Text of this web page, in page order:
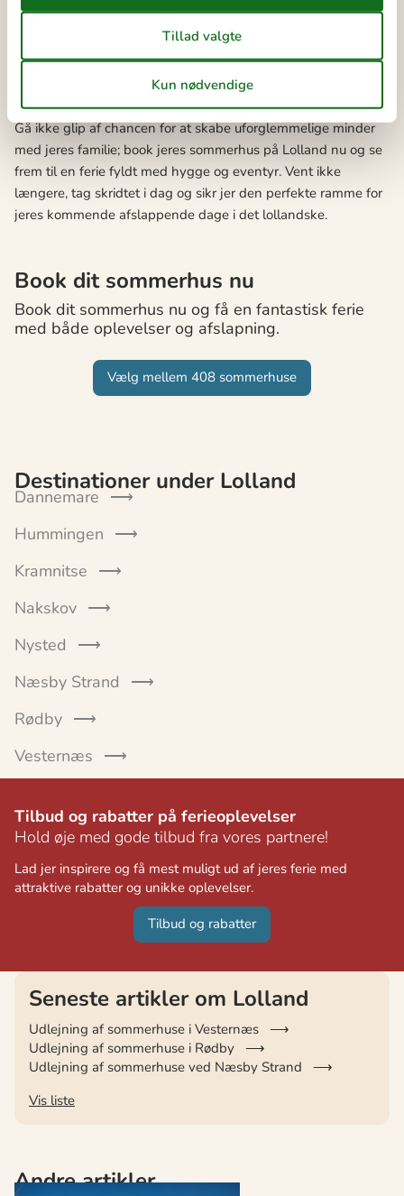
lægger I grundstenen for en ferie, der ikke kun er en pause fra
dagligdagen, men en tid, hvor I kan vokse sammen som
Book dit sommerhus nu
Gå ikke glip af chancen for at skabe uforglemmelige minder
med jeres familie; book jeres sommerhus på Lolland nu og se
frem til en ferie fyldt med hygge og eventyr. Vent ikke
længere, tag skridtet i dag og sikr jer den perfekte ramme for
jeres kommende afslappende dage i det lollandske.
Book dit sommerhus nu
Book dit sommerhus nu og få en fantastisk ferie
med både oplevelser og afslapning.
Vælg mellem 408 sommerhuse
Destinationer under Lolland
Dannemare
Hummingen
Kramnitse
Nakskov
Nysted
Næsby Strand
Rødby
Vesternæs
Tilbud og rabatter på ferieoplevelser
Hold øje med gode tilbud fra vores partnere!
Lad jer inspirere og få mest muligt ud af jeres ferie med
attraktive rabatter og unikke oplevelser.
Tilbud og rabatter
Seneste artikler om Lolland
Udlejning af sommerhuse i Vesternæs
Udlejning af sommerhuse i Rødby
Udlejning af sommerhuse ved Næsby Strand
Vis liste
Andre artikler